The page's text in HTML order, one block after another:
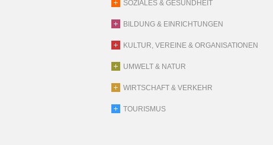
SOZIALES & GESUNDHEIT
BILDUNG & EINRICHTUNGEN
KULTUR, VEREINE & ORGANISATIONEN
UMWELT & NATUR
WIRTSCHAFT & VERKEHR
TOURISMUS